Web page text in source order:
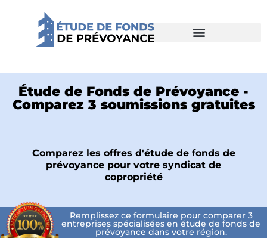
Étude de Fonds de Prévoyance -
Comparez 3 soumissions gratuites
Comparez les offres d'étude de fonds de
prévoyance pour votre syndicat de
copropriété
Remplissez ce formulaire pour comparer 3
entreprises spécialisées en étude de fonds de
prévoyance dans votre région.